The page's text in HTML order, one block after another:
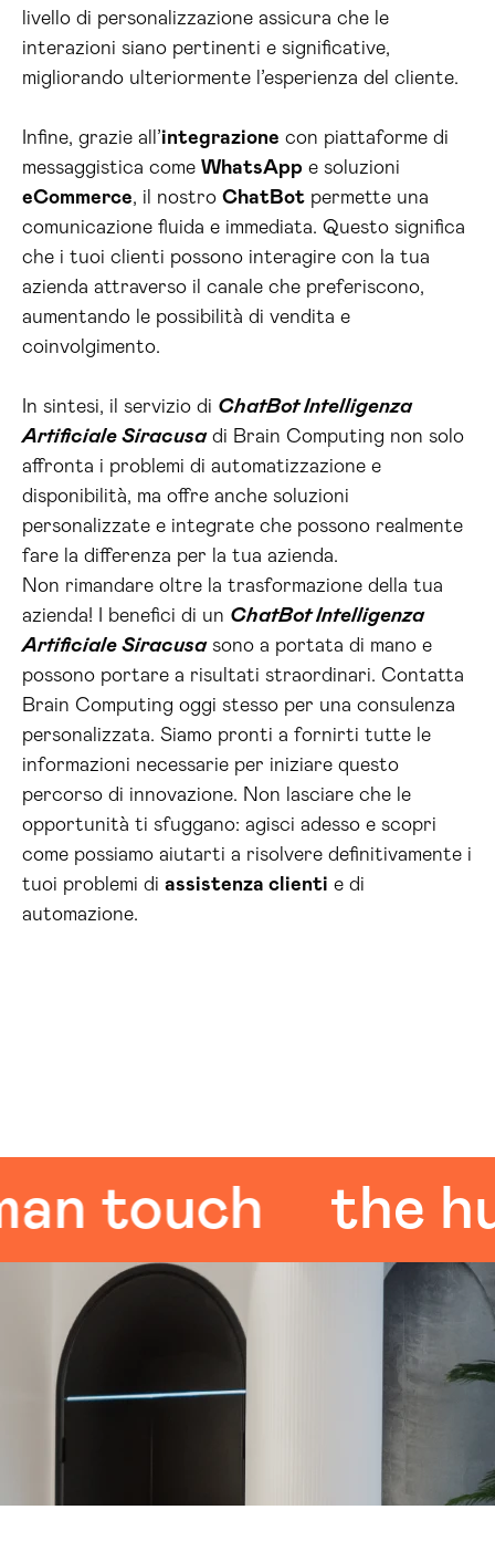
livello di personalizzazione assicura che le
interazioni siano pertinenti e significative,
migliorando ulteriormente l’esperienza del cliente.
Infine, grazie all’integrazione con piattaforme di
messaggistica come WhatsApp e soluzioni
eCommerce, il nostro ChatBot permette una
comunicazione fluida e immediata. Questo significa
che i tuoi clienti possono interagire con la tua
azienda attraverso il canale che preferiscono,
aumentando le possibilità di vendita e
coinvolgimento.
In sintesi, il servizio di ChatBot Intelligenza
Artificiale Siracusadi Brain Computing non solo
affronta i problemi di automatizzazione e
disponibilità, ma offre anche soluzioni
personalizzate e integrate che possono realmente
fare la differenza per la tua azienda.
Non rimandare oltre la trasformazione della tua
azienda! I benefici di un ChatBot Intelligenza
Artificiale Siracusasono a portata di mano e
possono portare a risultati straordinari. Contatta
Brain Computing oggi stesso per una consulenza
personalizzata. Siamo pronti a fornirti tutte le
informazioni necessarie per iniziare questo
percorso di innovazione. Non lasciare che le
opportunità ti sfuggano: agisci adesso e scopri
come possiamo aiutarti a risolvere definitivamente i
tuoi problemi di assistenza clienti e di
automazione.
the